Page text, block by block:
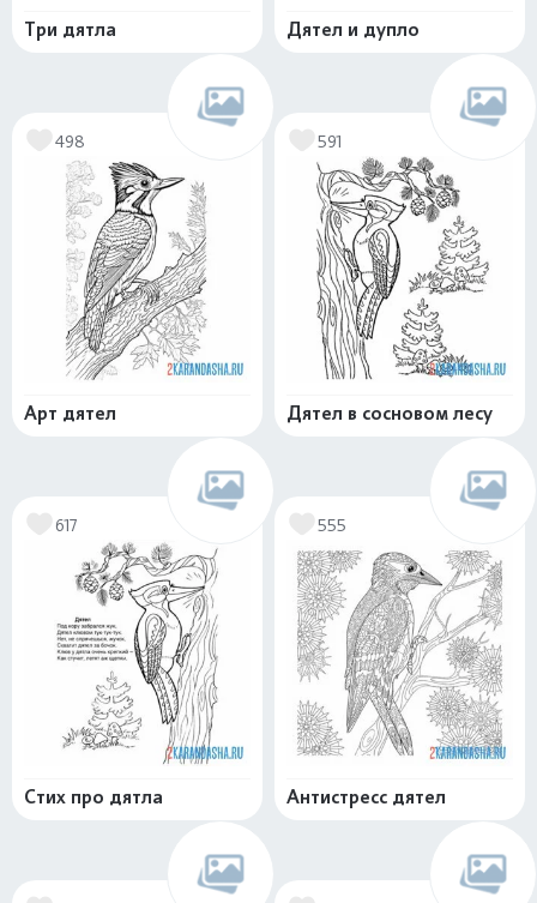
Три дятла Дятел и дупло
498
Арт дятел
591
Дятел в сосновом лесу
617
Стих про дятла
555
Антистресс дятел